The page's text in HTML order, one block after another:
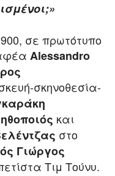
σε πρωτότυπο
Alessandro
σκηνοθεσία-
ηθοποιός και
στο
Γιώργος
Τιμ Τούνυ.